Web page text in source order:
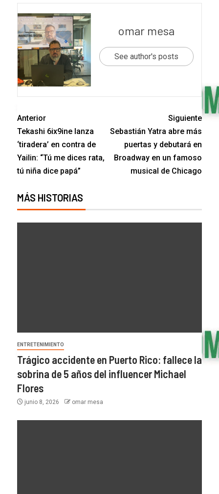
omar mesa
See author's posts
Anterior
Tekashi 6ix9ine lanza
‘tiradera’ en contra de
Yailin: “Tú me dices rata,
tú niña dice papá”
Siguiente
Sebastián Yatra abre más
puertas y debutará en
Broadway en un famoso
musical de Chicago
MÁS HISTORIAS
ENTRETENIMIENTO
Trágico accidente en Puerto Rico: fallece la
sobrina de 5 años del influencer Michael
Flores
junio 8, 2026 omar mesa